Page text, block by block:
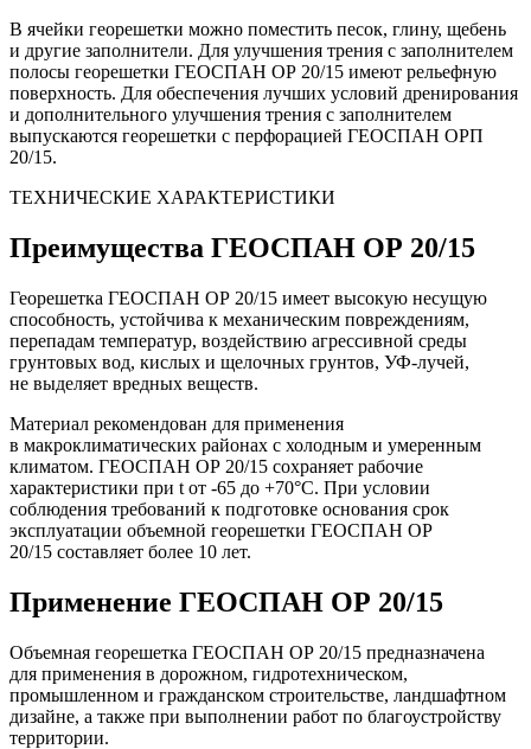
В ячейки георешетки можно поместить песок, глину, щебень
и другие заполнители. Для улучшения трения с заполнителем
полосы георешетки ГЕОСПАН ОР 20/15 имеют рельефную
поверхность. Для обеспечения лучших условий дренирования
и дополнительного улучшения трения с заполнителем
выпускаются георешетки с перфорацией ГЕОСПАН ОРП
20/15.
ТЕХНИЧЕСКИЕ ХАРАКТЕРИСТИКИ
Преимущества ГЕОСПАН ОР 20/15
Георешетка ГЕОСПАН ОР 20/15 имеет высокую несущую
способность, устойчива к механическим повреждениям,
перепадам температур, воздействию агрессивной среды
грунтовых вод, кислых и щелочных грунтов, УФ-лучей,
не выделяет вредных веществ.
Материал рекомендован для применения
в макроклиматических районах с холодным и умеренным
климатом. ГЕОСПАН ОР 20/15 сохраняет рабочие
характеристики при t от -65 до +70°С. При условии
соблюдения требований к подготовке основания срок
эксплуатации объемной георешетки ГЕОСПАН ОР
20/15 составляет более 10 лет.
Применение ГЕОСПАН ОР 20/15
Объемная георешетка ГЕОСПАН ОР 20/15 предназначена
для применения в дорожном, гидротехническом,
промышленном и гражданском строительстве, ландшафтном
дизайне, а также при выполнении работ по благоустройству
территории.